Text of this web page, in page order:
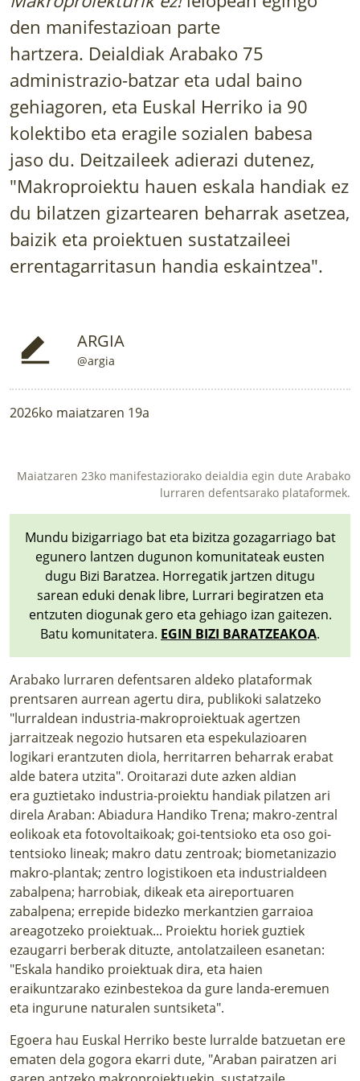
LURRAREN AGENDA
AZOKA
den manifestazioan parte
hartzera. Deialdiak Arabako 75
administrazio-batzar eta udal baino
gehiagoren, eta Euskal Herriko ia 90
kolektibo eta eragile sozialen babesa
jaso du. Deitzaileek adierazi dutenez,
"Makroproiektu hauen eskala handiak ez
du bilatzen gizartearen beharrak asetzea,
baizik eta proiektuen sustatzaileei
errentagarritasun handia eskaintzea".
ARGIA
@argia
2026ko maiatzaren 19a
Maiatzaren 23ko manifestaziorako deialdia egin dute Arabako
lurraren defentsarako plataformek.
Mundu bizigarriago bat eta bizitza gozagarriago bat
egunero lantzen dugunon komunitateak eusten
dugu Bizi Baratzea. Horregatik jartzen ditugu
sarean eduki denak libre, Lurrari begiratzen eta
entzuten diogunak gero eta gehiago izan gaitezen.
Batu komunitatera. EGIN BIZI BARATZEAKOA.
Arabako lurraren defentsaren aldeko plataformak
prentsaren aurrean agertu dira, publikoki salatzeko
"lurraldean industria-makroproiektuak agertzen
jarraitzeak negozio hutsaren eta espekulazioaren
logikari erantzuten diola, herritarren beharrak erabat
alde batera utzita". Oroitarazi dute azken aldian
era guztietako industria-proiektu handiak pilatzen ari
direla Araban: Abiadura Handiko Trena; makro-zentral
eolikoak eta fotovoltaikoak; goi-tentsioko eta oso goi-
tentsioko lineak; makro datu zentroak; biometanizazio
makro-plantak; zentro logistikoen eta industrialdeen
zabalpena; harrobiak, dikeak eta aireportuaren
zabalpena; errepide bidezko merkantzien garraioa
areagotzeko proiektuak... Proiektu horiek guztiek
ezaugarri berberak dituzte, antolatzaileen esanetan:
"Eskala handiko proiektuak dira, eta haien
eraikuntzarako ezinbestekoa da gure landa-eremuen
eta ingurune naturalen suntsiketa".
Egoera hau Euskal Herriko beste lurralde batzuetan ere
ematen dela gogora ekarri dute, "Araban pairatzen ari